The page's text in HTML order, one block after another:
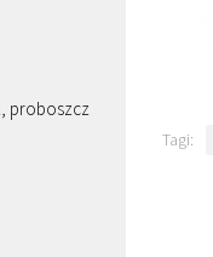
Tagi:
proboszcz